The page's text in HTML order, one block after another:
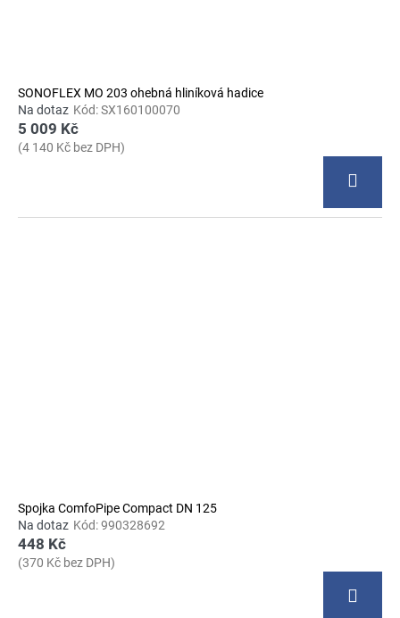
SONOFLEX MO 203 ohebná hliníková hadice
Na dotaz Kód:SX160100070
5 009 Kč
(4 140 Kč bez DPH)
Spojka ComfoPipe Compact DN 125
Na dotaz Kód:990328692
448 Kč
(370 Kč bez DPH)